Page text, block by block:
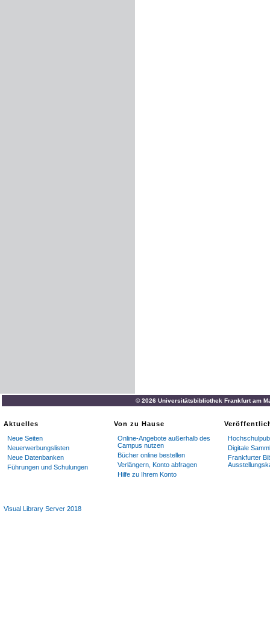
© 2026 Universitätsbibliothek Frankfurt am
Aktuelles
Neue Seiten
Neuerwerbungslisten
Neue Datenbanken
Führungen und Schulungen
Von zu Hause
Online-Angebote außerhalb des
Campus nutzen
Bücher online bestellen
Verlängern, Konto abfragen
Hilfe zu Ihrem Konto
Digitale
Frankfurter
Visual Library Server 2018